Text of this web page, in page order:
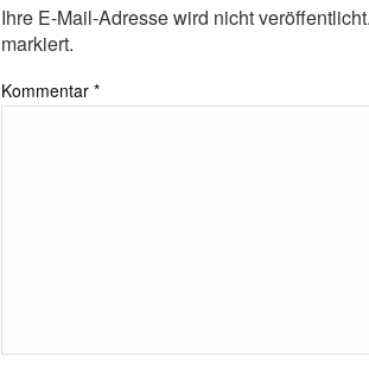
Ihre E-Mail-Adresse wird nicht veröffentlicht.
markiert.
Kommentar *